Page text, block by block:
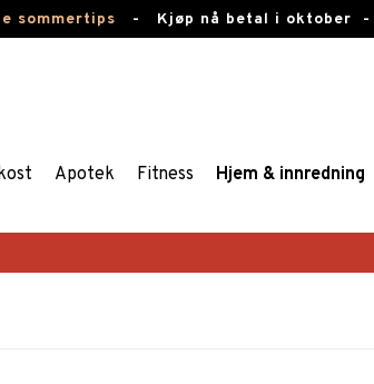
sommertips - Kjøp nå betal i oktober -
Apotek Fitness Hjem & innredning